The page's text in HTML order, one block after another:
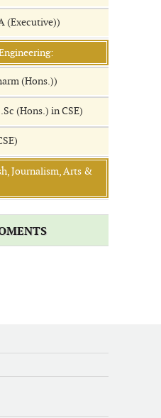
(Executive))
(Hons.))
(Hons.) in CSE)
Journalism, Arts &